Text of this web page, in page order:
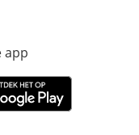
app
venster